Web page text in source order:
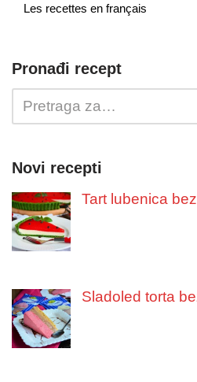
Les recettes en français
Pronađi recept
Novi recepti
Tart lubenica
Sladoled torta